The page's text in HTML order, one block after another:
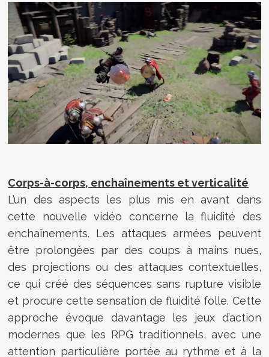
Corps-à-corps, enchaînements et verticalité
L’un des aspects les plus mis en avant dans
cette nouvelle vidéo concerne la fluidité des
enchaînements. Les attaques armées peuvent
être prolongées par des coups à mains nues,
des projections ou des attaques contextuelles,
ce qui créé des séquences sans rupture visible
et procure cette sensation de fluidité folle. Cette
approche évoque davantage les jeux d’action
modernes que les RPG traditionnels, avec une
attention particulière portée au rythme et à la